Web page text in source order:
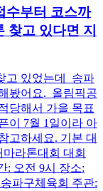
수부터 코스까
찾고 있다면 지
고 있었는데 송파
봤어요. 올림픽공
당해서 가을 목표
이 7월 1일이라 아
고하세요. 기본 대
라톤대회 대회
: 오전 9시 장소:
파구체육회 주관: